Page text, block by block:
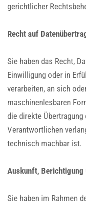
gerichtlicher
Recht auf
Sie haben das Recht,
Einwilligung oder in
verarbeiten, an sich
maschinenlesbaren
die direkte Übertragung
Verantwortlichen
technisch machbar ist.
Auskunft, Berichtigung
Sie haben im Rahmen